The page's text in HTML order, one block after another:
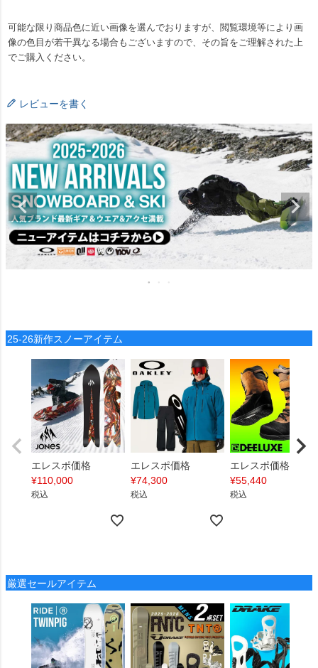
可能な限り商品色に近い画像を選んでおりますが、閲覧環境等により画
像の色目が若干異なる場合もございますので、その旨をご理解された上
でご購入ください。
レビューを書く
25-26新作スノーアイテム
エレスポ価格
¥110,000
税込
エレスポ価格
¥74,300
税込
エレスポ価格
¥55,440
税込
厳選セールアイテム